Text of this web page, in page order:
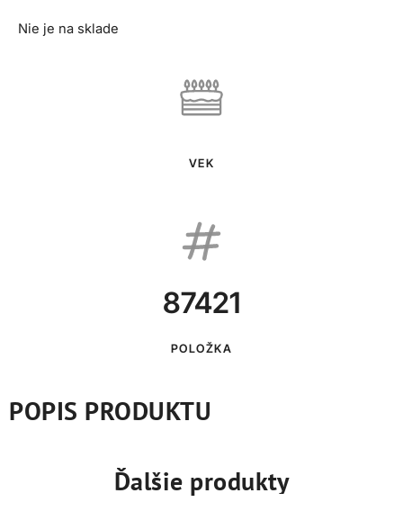
Nie je na sklade
VEK
87421
POLOŽKA
POPIS PRODUKTU
Ďalšie produkty